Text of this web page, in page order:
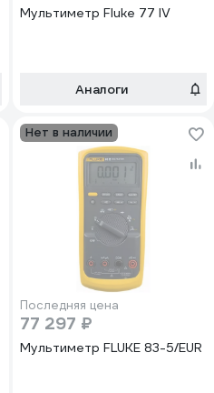
Мультиметр Fluke 77 IV
Аналоги
Нет в наличии
Последняя цена
77 297 ₽
Мультиметр FLUKE 83-5/ЕUR